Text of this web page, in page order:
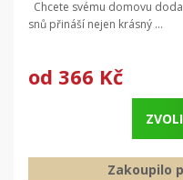
Chcete svému domovu
snů přináší nejen krásný ...
od 366 Kč
Zakoupilo